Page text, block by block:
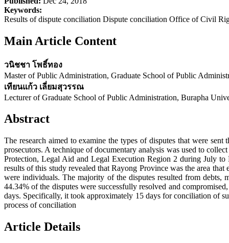
Keywords:
Results of dispute conciliation Dispute conciliation Office of Civil
Main Article Content
วนิชชา โพธิ์ทอง
Master of Public Administration, Graduate School of Public
เทียนแก้ว เลี่ยมสุวรรณ
Lecturer of Graduate School of Public Administration, Burapha
Abstract
The research aimed to examine the types of disputes that were
prosecutors. A technique of documentary analysis was used to
Protection, Legal Aid and Legal Execution Region 2 during July to
results of this study revealed that Rayong Province was the area
were individuals. The majority of the disputes resulted from debts,
44.34% of the disputes were successfully resolved and
days. Specifically, it took approximately 15 days for conciliation of
process of conciliation
Article Details